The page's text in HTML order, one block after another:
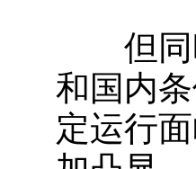
但同时
和国内
定运行